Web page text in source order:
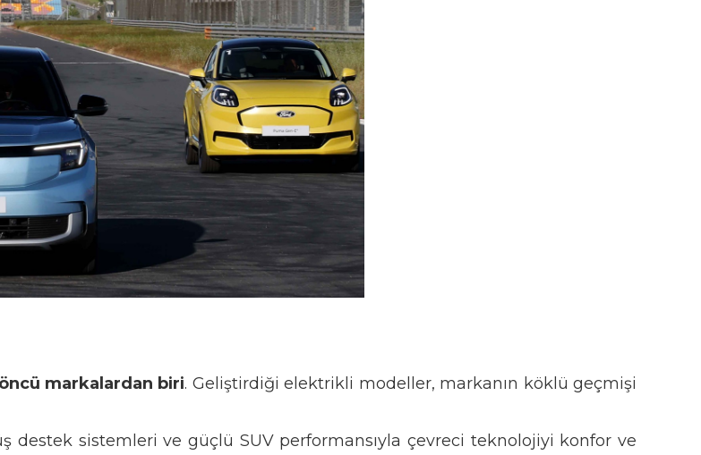
öncü markalardan biri. Geliştirdiği elektrikli modeller, markanın köklü geçmişi
destek sistemleri ve güçlü SUV performansıyla çevreci teknolojiyi konfor ve